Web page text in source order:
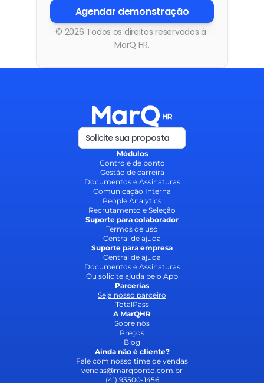
Agendar demonstração
© 2026 Todos os direitos reservados à
MarQ HR.
Solicite sua proposta
Módulos
Controle de ponto
Gestão de carreira
Documentos e Assinaturas
Comunicação Interna
People Analytics
Recrutamento e Seleção
Suporte para colaborador
Termos de uso
Central de ajuda
Suporte para empresa
Central de ajuda
Documentos e Assinaturas
Ou solicite ajuda pelo App
Parcerias
Seja nosso parceiro
TotalPass
A MarQHR
Sobre nós
Preços
Blog
Ainda não é cliente?
Fale com nosso time de vendas
vendas@marqponto.com.br
(41) 93500-1456